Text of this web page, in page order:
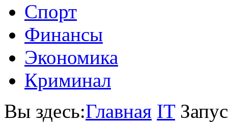
Спорт
Финансы
Экономика
Криминал
Вы здесь:Главная IT